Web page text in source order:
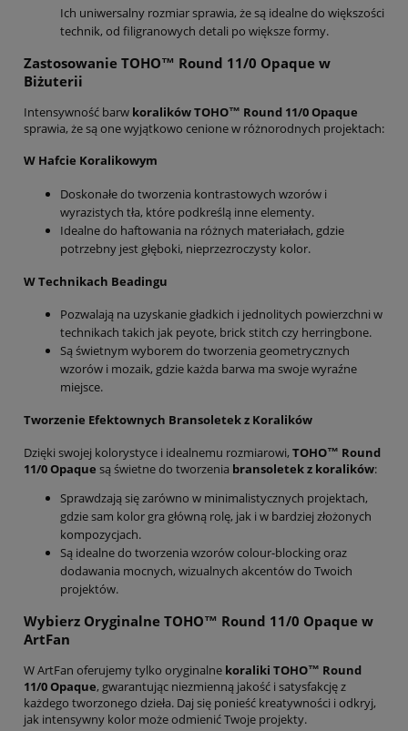
Ich uniwersalny rozmiar sprawia, że są idealne do większości
technik, od filigranowych detali po większe formy.
Zastosowanie TOHO™ Round 11/0 Opaque w
Biżuterii
Intensywność barw koralików TOHO™ Round 11/0 Opaque
sprawia, że są one wyjątkowo cenione w różnorodnych projektach:
W Hafcie Koralikowym
Doskonałe do tworzenia kontrastowych wzorów i
wyrazistych tła, które podkreślą inne elementy.
Idealne do haftowania na różnych materiałach, gdzie
potrzebny jest głęboki, nieprzezroczysty kolor.
W Technikach Beadingu
Pozwalają na uzyskanie gładkich i jednolitych powierzchni w
technikach takich jak peyote, brick stitch czy herringbone.
Są świetnym wyborem do tworzenia geometrycznych
wzorów i mozaik, gdzie każda barwa ma swoje wyraźne
miejsce.
Tworzenie Efektownych Bransoletek z Koralików
Dzięki swojej kolorystyce i idealnemu rozmiarowi, TOHO™ Round
11/0 Opaque są świetne do tworzenia bransoletek z koralików:
Sprawdzają się zarówno w minimalistycznych projektach,
gdzie sam kolor gra główną rolę, jak i w bardziej złożonych
kompozycjach.
Są idealne do tworzenia wzorów colour-blocking oraz
dodawania mocnych, wizualnych akcentów do Twoich
projektów.
Wybierz Oryginalne TOHO™ Round 11/0 Opaque w
ArtFan
W ArtFan oferujemy tylko oryginalne koraliki TOHO™ Round
11/0 Opaque, gwarantując niezmienną jakość i satysfakcję z
każdego tworzonego dzieła. Daj się ponieść kreatywności i odkryj,
jak intensywny kolor może odmienić Twoje projekty.